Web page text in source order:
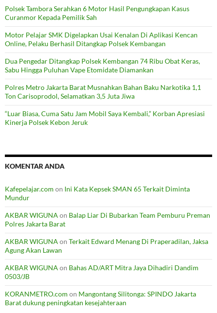
Polsek Tambora Serahkan 6 Motor Hasil Pengungkapan Kasus
Curanmor Kepada Pemilik Sah
Motor Pelajar SMK Digelapkan Usai Kenalan Di Aplikasi Kencan
Online, Pelaku Berhasil Ditangkap Polsek Kembangan
Dua Pengedar Ditangkap Polsek Kembangan 74 Ribu Obat Keras,
Sabu Hingga Puluhan Vape Etomidate Diamankan
Polres Metro Jakarta Barat Musnahkan Bahan Baku Narkotika 1,1
Ton Carisoprodol, Selamatkan 3,5 Juta Jiwa
“Luar Biasa, Cuma Satu Jam Mobil Saya Kembali,” Korban Apresiasi
Kinerja Polsek Kebon Jeruk
KOMENTAR ANDA
Kafepelajar.com on Ini Kata Kepsek SMAN 65 Terkait Diminta
Mundur
AKBAR WIGUNA on Balap Liar Di Bubarkan Team Pemburu Preman
Polres Jakarta Barat
AKBAR WIGUNA on Terkait Edward Menang Di Praperadilan, Jaksa
Agung Akan Lawan
AKBAR WIGUNA on Bahas AD/ART Mitra Jaya Dihadiri Dandim
0503/JB
KORANMETRO.com on Mangontang Silitonga: SPINDO Jakarta
Barat dukung peningkatan kesejahteraan